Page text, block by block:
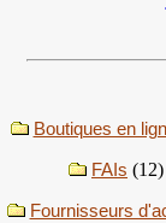
Boutiques en
FAIs (12)
Fournisseurs